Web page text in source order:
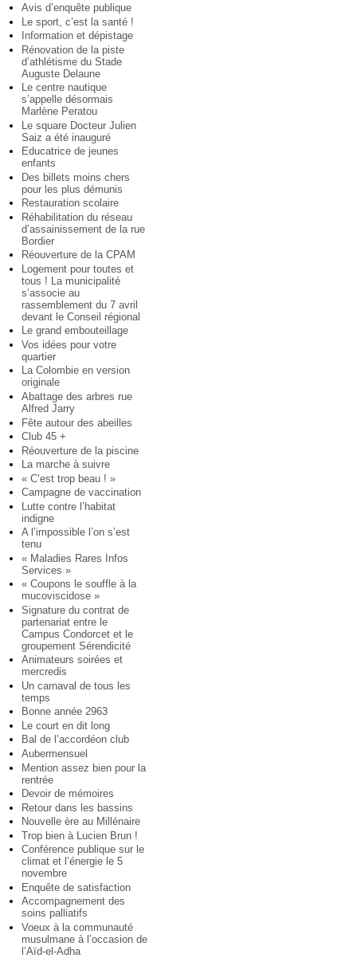
Avis d’enquête publique
Le sport, c’est la santé !
Information et dépistage
Rénovation de la piste
d’athlétisme du Stade
Auguste Delaune
Le centre nautique
s’appelle désormais
Marlène Peratou
Le square Docteur Julien
Saiz a été inauguré
Educatrice de jeunes
enfants
Des billets moins chers
pour les plus démunis
Restauration scolaire
Réhabilitation du réseau
d’assainissement de la rue
Bordier
Réouverture de la CPAM
Logement pour toutes et
tous ! La municipalité
s’associe au
rassemblement du 7 avril
devant le Conseil régional
Le grand embouteillage
Vos idées pour votre
quartier
La Colombie en version
originale
Abattage des arbres rue
Alfred Jarry
Fête autour des abeilles
Club 45 +
Réouverture de la piscine
La marche à suivre
« C’est trop beau ! »
Campagne de vaccination
Lutte contre l’habitat
indigne
A l’impossible l’on s’est
tenu
« Maladies Rares Infos
Services »
« Coupons le souffle à la
mucoviscidose »
Signature du contrat de
partenariat entre le
Campus Condorcet et le
groupement Sérendicité
Animateurs soirées et
mercredis
Un carnaval de tous les
temps
Bonne année 2963
Le court en dit long
Bal de l’accordéon club
Aubermensuel
Mention assez bien pour la
rentrée
Devoir de mémoires
Retour dans les bassins
Nouvelle ère au Millénaire
Trop bien à Lucien Brun !
Conférence publique sur le
climat et l’énergie le 5
novembre
Enquête de satisfaction
Accompagnement des
soins palliatifs
Voeux à la communauté
musulmane à l’occasion de
l’Aïd-el-Adha